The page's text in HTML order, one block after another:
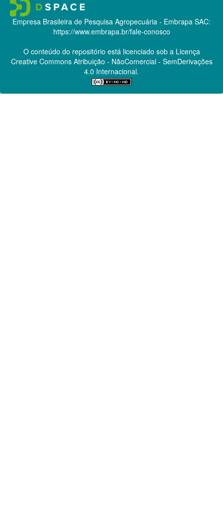
Empresa Brasileira de Pesquisa Agropecuária - Embrapa SAC:
https://www.embrapa.br/fale-conosco
O conteúdo do repositório está licenciado sob a Licença
Creative CommonsAtribuição - NãoComercial - SemDerivações
4.0 Internacional.